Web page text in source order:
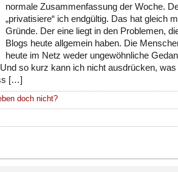
normale Zusammenfassung der Woche.
„privatisiere“ ich endgültig. Das hat gleich
Gründe. Der eine liegt in den Problemen,
Blogs heute allgemein haben. Die
heute im Netz weder ungewöhnliche
so kurz kann ich nicht ausdrücken,
[…]
doch nicht?